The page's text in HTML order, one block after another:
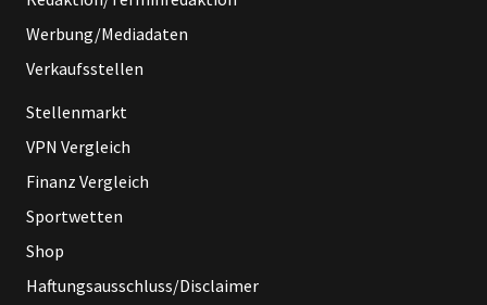
Werbung/Mediadaten
Verkaufsstellen
Stellenmarkt
VPN Vergleich
Finanz Vergleich
Sportwetten
Shop
Haftungsausschluss/Disclaimer